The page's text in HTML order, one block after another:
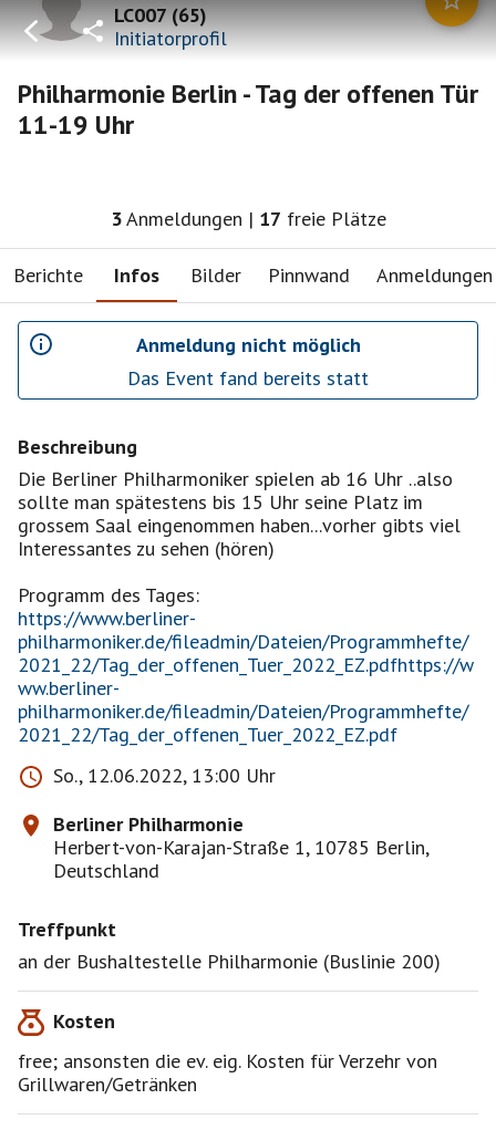
LC007(65)
Initiatorprofil
Philharmonie Berlin - Tag der offenen Tür
11-19 Uhr
3Anmeldungen | 17 freie Plätze
Berichte Infos Bilder Pinnwand Anmeldungen
Anmeldung nicht möglich
Das Event fand bereits statt
Beschreibung
Die Berliner Philharmoniker spielen ab 16 Uhr ..also
sollte man spätestens bis 15 Uhr seine Platz im
grossem Saal eingenommen haben...vorher gibts viel
Interessantes zu sehen (hören)
https://www.berliner-
philharmoniker.de/fileadmin/Dateien/Programmhefte/
2021_22/Tag_der_offenen_Tuer_2022_EZ.pdfhttps://w
ww.berliner-
philharmoniker.de/fileadmin/Dateien/Programmhefte/
2021_22/Tag_der_offenen_Tuer_2022_EZ.pdf
So., 12.06.2022, 13:00 Uhr
Berliner Philharmonie
Herbert-von-Karajan-Straße 1, 10785 Berlin,
Deutschland
Treffpunkt
an der Bushaltestelle Philharmonie (Buslinie 200)
Kosten
free; ansonsten die ev. eig. Kosten für Verzehr von
Grillwaren/Getränken